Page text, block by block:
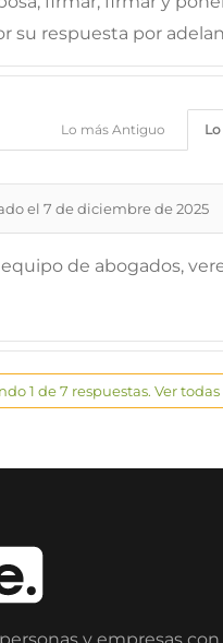
su respuesta por
Lo más Antiguo
el 7 de diciembre de 2025
equipo de abogados,
1 de 7 respuestas. Ver